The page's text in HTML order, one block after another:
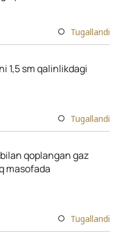
Tugallandi
1,5 sm qalinlikdagi
Tugallandi
qoplangan gaz
masofada
Tugallandi